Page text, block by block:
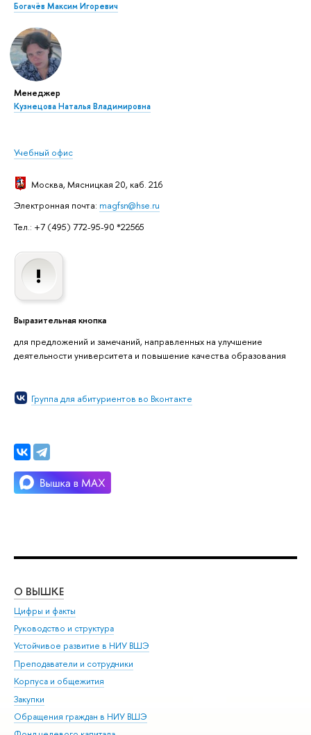
Богачёв Максим Игоревич
Менеджер
Кузнецова Наталья Владимировна
Учебный офис
Москва, Мясницкая 20, каб. 216
Электронная почта: magfsn@hse.ru
Тел.: +7 (495) 772-95-90 *22565
Выразительная кнопка
для предложений и замечаний, направленных на улучшение
деятельности университета и повышение качества образования
Группа для абитуриентов во Вконтакте
О ВЫШКЕ
Цифры и факты
Руководство и структура
Устойчивое развитие в НИУ ВШЭ
Преподаватели и сотрудники
Корпуса и общежития
Закупки
Обращения граждан в НИУ ВШЭ